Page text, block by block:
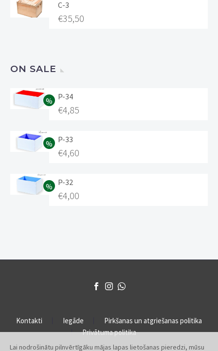
C-3
€35,50
ON SALE
P-34
€4,85
P-33
€4,60
P-32
€4,00
Kontakti Iegāde
Pirkšanas un atgriešanas politika
Privātuma politika
Lai nodrošinātu pilnvērtīgāku mājas lapas lietošanas pieredzi, mūsu